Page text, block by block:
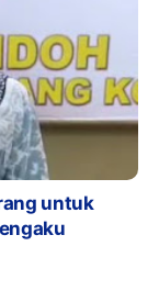
untuk